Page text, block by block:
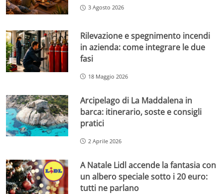
3 Agosto 2026
Rilevazione e spegnimento incendi
in azienda: come integrare le due
fasi
18 Maggio 2026
Arcipelago di La Maddalena in
barca: itinerario, soste e consigli
pratici
2 Aprile 2026
A Natale Lidl accende la fantasia con
un albero speciale sotto i 20 euro:
tutti ne parlano